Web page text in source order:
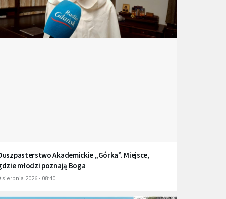
Akademickie „Górka”. Miejsce,
młodzi poznają Boga
sierpnia 2026 - 08:40